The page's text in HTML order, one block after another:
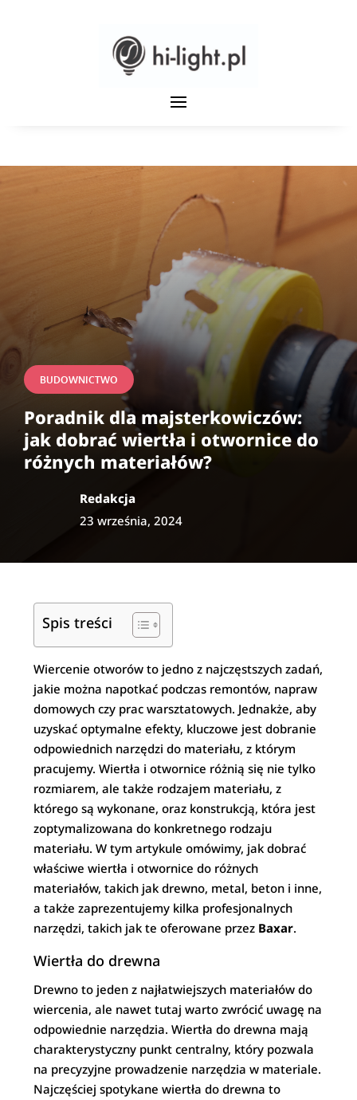
BUDOWNICTWO
Poradnik dla majsterkowiczów:
jak dobrać wiertła i otwornice do
różnych materiałów?
Redakcja
23 września, 2024
Spis treści
Wiercenie otworów to jedno z najczęstszych zadań,
jakie można napotkać podczas remontów, napraw
domowych czy prac warsztatowych. Jednakże, aby
uzyskać optymalne efekty, kluczowe jest dobranie
odpowiednich narzędzi do materiału, z którym
pracujemy. Wiertła i otwornice różnią się nie tylko
rozmiarem, ale także rodzajem materiału, z
którego są wykonane, oraz konstrukcją, która jest
zoptymalizowana do konkretnego rodzaju
materiału. W tym artykule omówimy, jak dobrać
właściwe wiertła i otwornice do różnych
materiałów, takich jak drewno, metal, beton i inne,
a także zaprezentujemy kilka profesjonalnych
narzędzi, takich jak te oferowane przez Baxar.
Wiertła do drewna
Drewno to jeden z najłatwiejszych materiałów do
wiercenia, ale nawet tutaj warto zwrócić uwagę na
odpowiednie narzędzia. Wiertła do drewna mają
charakterystyczny punkt centralny, który pozwala
na precyzyjne prowadzenie narzędzia w materiale.
Najczęściej spotykane wiertła do drewna to